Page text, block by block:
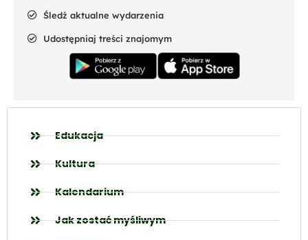
Śledź aktualne wydarzenia
Udostępniaj treści znajomym
Edukacja
Kultura
Kalendarium
Jak zostać myśliwym